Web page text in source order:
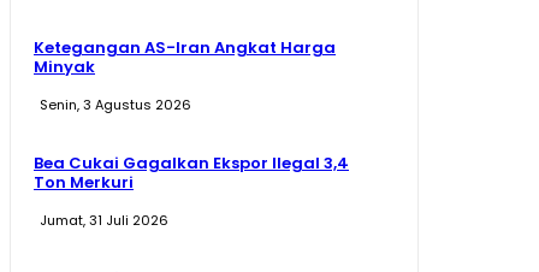
Ketegangan AS-Iran Angkat Harga
Minyak
Senin, 3 Agustus 2026
Bea Cukai Gagalkan Ekspor Ilegal 3,4
Ton Merkuri
Jumat, 31 Juli 2026